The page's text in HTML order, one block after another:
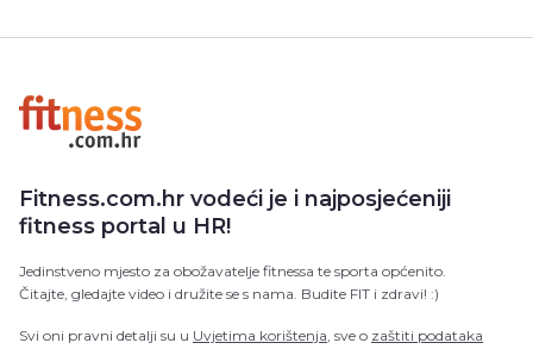
Fitness.com.hr vodeći je i najposjećeniji
fitness portal u HR!
Jedinstveno mjesto za obožavatelje fitnessa te sporta općenito.
Čitajte, gledajte video i družite se s nama. Budite FIT i zdravi! :)
Svi oni pravni detalji su u Uvjetima korištenja , sve o zaštiti podataka